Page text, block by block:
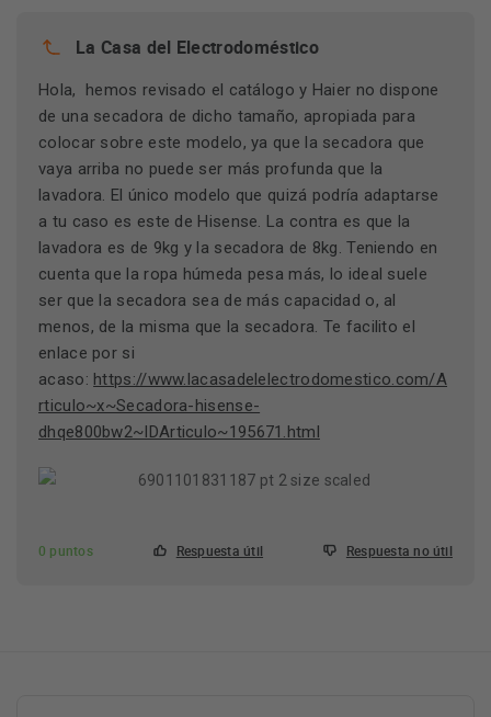
La Casa del Electrodoméstico
Hola, hemos revisado el catálogo y Haier no dispone
de una secadora de dicho tamaño, apropiada para
colocar sobre este modelo, ya que la secadora que
vaya arriba no puede ser más profunda que la
lavadora. El único modelo que quizá podría adaptarse
a tu caso es este de Hisense. La contra es que la
lavadora es de 9kg y la secadora de 8kg. Teniendo en
cuenta que la ropa húmeda pesa más, lo ideal suele
ser que la secadora sea de más capacidad o, al
menos, de la misma que la secadora. Te facilito el
enlace por si
acaso: https://www.lacasadelelectrodomestico.com/A
rticulo~x~Secadora-hisense-
dhqe800bw2~IDArticulo~195671.html
0 puntos Respuesta útil Respuesta no útil